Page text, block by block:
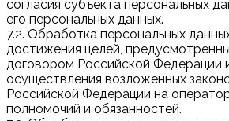
согласия субъекта персональных
его персональных данных.
7.2. Обработка персональных
достижения целей,
договором Российской Федерации
осуществления возложенных
Российской Федерации на
полномочий и обязанностей.